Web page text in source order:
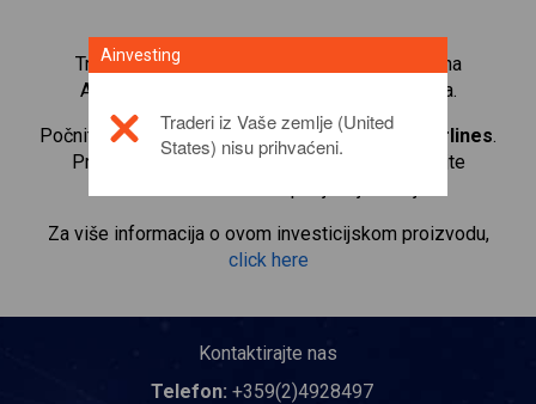
Trgujte s više od 1000 međunarodnih udjela na
Ainvesting platformi za trgovanje CFD-ovima.
Počnite trgovati CFD-ovima naConsolidated Airlines.
Primajte kotacije u stvarnom vremenu i primajte
Za više informacija o ovom investicijskom proizvodu,
click here
Kontaktirajte nas
Telefon: +359(2)4928497
Ainvesting
Traderi iz Vaše zemlje (United
States) nisu prihvaćeni.